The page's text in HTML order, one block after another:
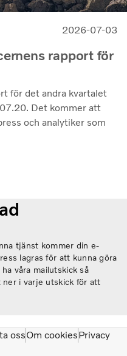
2026-07-03
rapport för
för det andra kvartalet
Det kommer att
och analytiker som
tjänst kommer din e-
lagras för att kunna göra
våra mailutskick så
ner i varje utskick för att
ossOm cookiesPrivacy